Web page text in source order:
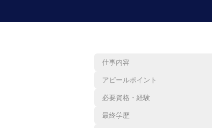
仕事内容
アピールポイント
必要資格・経験
最終学歴